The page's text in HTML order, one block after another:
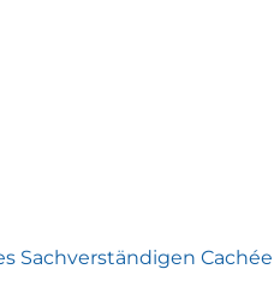
Sachverständigen